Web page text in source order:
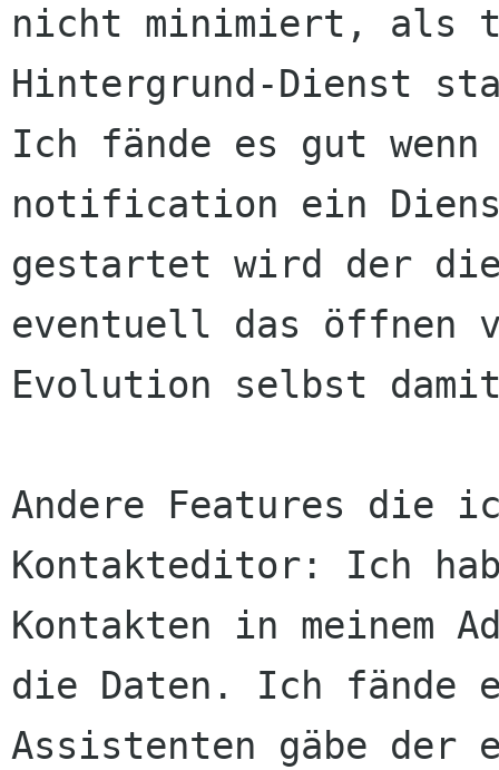
nicht minimiert, als
Hintergrund-Dienst
Ich fände es gut wenn
notification ein
gestartet wird der
eventuell das öffnen
Evolution selbst
Andere Features die
Kontakteditor: Ich
Kontakten in meinem
die Daten. Ich fände
Assistenten gäbe der